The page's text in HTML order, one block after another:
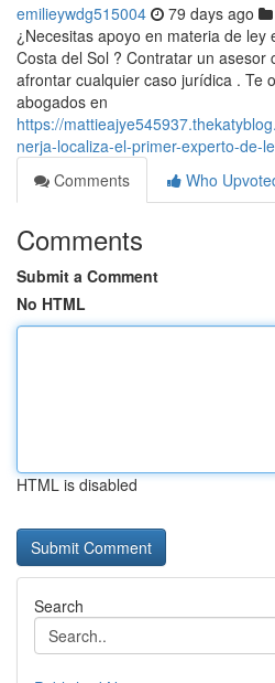
emilieywdg515004 79 days ago
¿Necesitas apoyo en materia de
Costa del Sol ? Contratar un asesor
afrontar cualquier caso jurídica . Te
abogados en
https://
nerja-localiza-el-primer-experto-de-
Comments
Who
Comments
Submit a Comment
No HTML
HTML is disabled
Search